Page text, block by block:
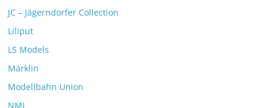
JC – Jägerndorfer Collection
Liliput
LS Models
Märklin
Modellbahn Union
NMJ